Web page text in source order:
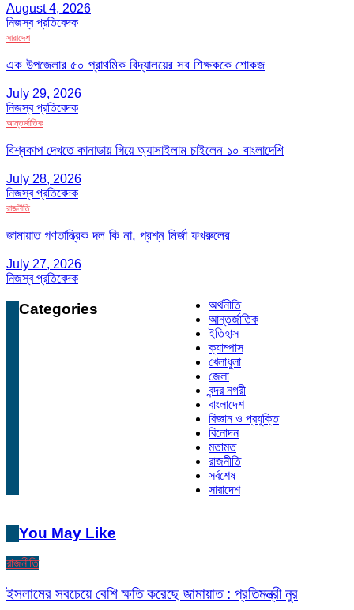
August 4, 2026
নিজস্ব প্রতিবেদক
সারাদেশ
এক উপজেলার ৫০ প্রাথমিক বিদ্যালয়ের সব শিক্ষককে শোকজ
July 29, 2026
নিজস্ব প্রতিবেদক
আন্তর্জাতিক
বিশ্বকাপ দেখতে কানাডায় গিয়ে অ্যাসাইলাম চাইলেন ১০ বাংলাদেশি
July 28, 2026
নিজস্ব প্রতিবেদক
রাজনীতি
জামায়াত গণতান্ত্রিক দল কি না, প্রশ্ন মির্জা ফখরুলের
July 27, 2026
নিজস্ব প্রতিবেদক
Categories
অর্থনীতি
আন্তর্জাতিক
ইতিহাস
ক্যাম্পাস
খেলাধুলা
জেলা
বন্দর নগরী
বাংলাদেশ
বিজ্ঞান ও প্রযুক্তি
বিনোদন
মতামত
রাজনীতি
সর্বশেষ
সারাদেশ
You May Like
রাজনীতি
ইসলামের সবচেয়ে বেশি ক্ষতি করেছে জামায়াত : প্রতিমন্ত্রী নুর